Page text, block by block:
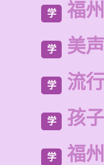
学 福
学 美
学 流
学 孩
学 福